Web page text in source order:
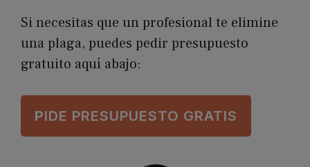
Si necesitas que un profesional te elimine
una plaga, puedes pedir presupuesto
gratuito aquí abajo:
PIDE PRESUPUESTO GRATIS